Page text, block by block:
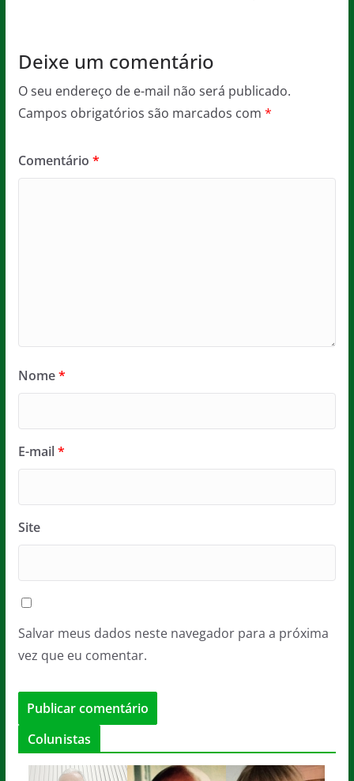
Deixe um comentário
O seu endereço de e-mail não será publicado.
Campos obrigatórios são marcados com *
Comentário *
Nome*
E-mail*
Site
Salvar meus dados neste navegador para a próxima
vez que eu comentar.
Colunistas